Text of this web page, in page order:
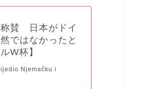
称賛 日本がドイ
ではなかったと
W杯】
Njemačku i